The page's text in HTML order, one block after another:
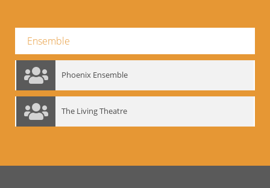
Ensemble
Phoenix Ensemble
The Living Theatre